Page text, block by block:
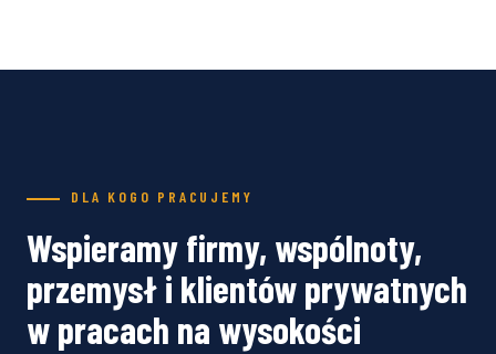
DLA KOGO PRACUJEMY
Wspieramy firmy, wspólnoty,
przemysł i klientów prywatnych
w pracach na wysokości